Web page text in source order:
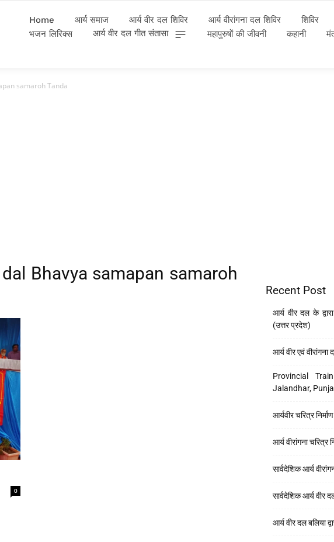
Home आर्य समाज आर्य वीर दल शिविर आर्य वीरांगना दल शिविर शिविर
भजन लिरिक्स
आर्य वीर दल गीत संतासा महापुरुषों की जीवनी कहानी
samaroh Tanda
Bhavya samapan samaroh
0
Recent Post
आर्य वीर दल के
(उत्तर प्रदेश)
आर्य वीर एवं वीरांगना
Provincial
Jalandhar,
आर्यवीर चरित्र
आर्य वीरांगना चरित्र
सार्वदेशिक आर्य
सार्वदेशिक आर्य वीर
आर्य वीर दल बलिया